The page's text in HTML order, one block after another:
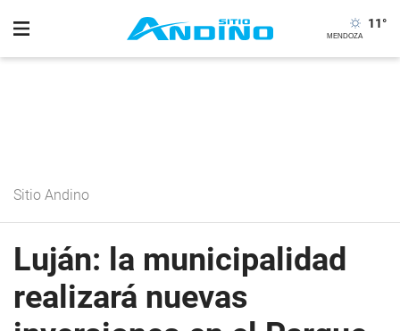
11°
Sitio Andino
Luján: la municipalidad
realizará nuevas